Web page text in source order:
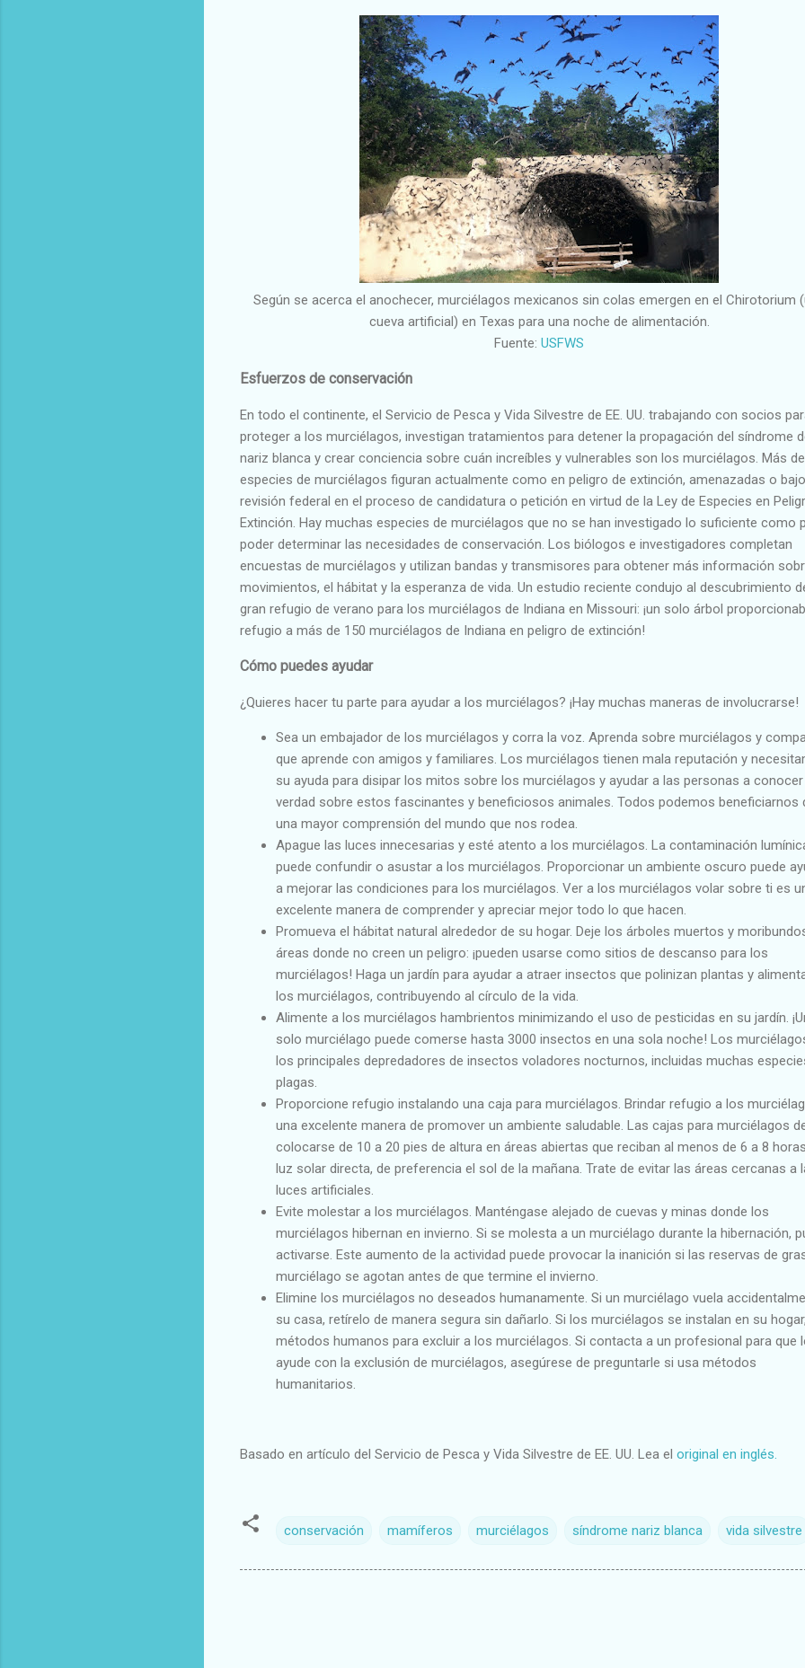
Según se acerca el anochecer, murciélagos mexicanos sin colas emergen en el Chirotorium
cueva artificial) en Texas para una noche de alimentación.
Fuente: USFWS
Esfuerzos de conservación
En todo el continente, el Servicio de Pesca y Vida Silvestre de EE. UU. trabajando con socios
proteger a los murciélagos, investigan tratamientos para detener la propagación del síndrome
nariz blanca y crear conciencia sobre cuán increíbles y vulnerables son los murciélagos. Más
especies de murciélagos figuran actualmente como en peligro de extinción, amenazadas o bajo
revisión federal en el proceso de candidatura o petición en virtud de la Ley de Especies en
Extinción. Hay muchas especies de murciélagos que no se han investigado lo suficiente como
poder determinar las necesidades de conservación. Los biólogos e investigadores completan
encuestas de murciélagos y utilizan bandas y transmisores para obtener más información
movimientos, el hábitat y la esperanza de vida. Un estudio reciente condujo al descubrimiento
gran refugio de verano para los murciélagos de Indiana en Missouri: ¡un solo árbol
refugio a más de 150 murciélagos de Indiana en peligro de extinción!
Cómo puedes ayudar
¿Quieres hacer tu parte para ayudar a los murciélagos? ¡Hay muchas maneras de involucrarse!
Sea un embajador de los murciélagos y corra la voz. Aprenda sobre murciélagos y
que aprende con amigos y familiares. Los murciélagos tienen mala reputación y
su ayuda para disipar los mitos sobre los murciélagos y ayudar a las personas a conocer
verdad sobre estos fascinantes y beneficiosos animales. Todos podemos beneficiarnos
una mayor comprensión del mundo que nos rodea.
Apague las luces innecesarias y esté atento a los murciélagos. La contaminación
puede confundir o asustar a los murciélagos. Proporcionar un ambiente oscuro puede
a mejorar las condiciones para los murciélagos. Ver a los murciélagos volar sobre ti es
excelente manera de comprender y apreciar mejor todo lo que hacen.
Promueva el hábitat natural alrededor de su hogar. Deje los árboles muertos y
áreas donde no creen un peligro: ¡pueden usarse como sitios de descanso para los
murciélagos! Haga un jardín para ayudar a atraer insectos que polinizan plantas y
los murciélagos, contribuyendo al círculo de la vida.
Alimente a los murciélagos hambrientos minimizando el uso de pesticidas en su jardín.
solo murciélago puede comerse hasta 3000 insectos en una sola noche! Los
los principales depredadores de insectos voladores nocturnos, incluidas muchas
plagas.
Proporcione refugio instalando una caja para murciélagos. Brindar refugio a los
una excelente manera de promover un ambiente saludable. Las cajas para murciélagos
colocarse de 10 a 20 pies de altura en áreas abiertas que reciban al menos de 6 a 8
luz solar directa, de preferencia el sol de la mañana. Trate de evitar las áreas cercanas a
luces artificiales.
Evite molestar a los murciélagos. Manténgase alejado de cuevas y minas donde los
murciélagos hibernan en invierno. Si se molesta a un murciélago durante la hibernación,
activarse. Este aumento de la actividad puede provocar la inanición si las reservas de
murciélago se agotan antes de que termine el invierno.
Elimine los murciélagos no deseados humanamente. Si un murciélago vuela
su casa, retírelo de manera segura sin dañarlo. Si los murciélagos se instalan en su
métodos humanos para excluir a los murciélagos. Si contacta a un profesional para que
ayude con la exclusión de murciélagos, asegúrese de preguntarle si usa métodos
humanitarios.
Basado en artículo del Servicio de Pesca y Vida Silvestre de EE. UU. Lea el original en inglés.
conservación mamíferos murciélagos síndrome nariz blanca vida silvestre